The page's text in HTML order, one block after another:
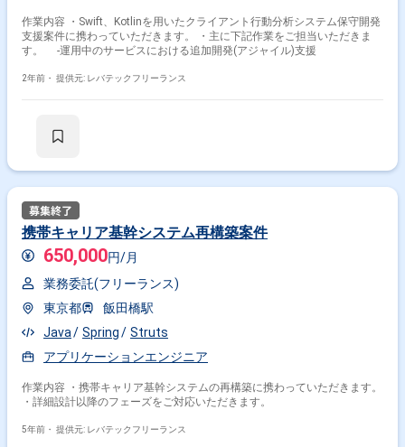
作業内容 ・Swift、Kotlinを用いたクライアント行動分析システム保守開発
支援案件に携わっていただきます。 ・主に下記作業をご担当いただきま
す。 -運用中のサービスにおける追加開発(アジャイル)支援
2年前・ 提供元: レバテックフリーランス
携帯キャリア基幹システム再構築案件
650,000円/月
業務委託(フリーランス)
東京都
飯田橋駅
Java
Spring
Struts
アプリケーションエンジニア
作業内容 ・携帯キャリア基幹システムの再構築に携わっていただきます。
・詳細設計以降のフェーズをご対応いただきます。
5年前・ 提供元: レバテックフリーランス